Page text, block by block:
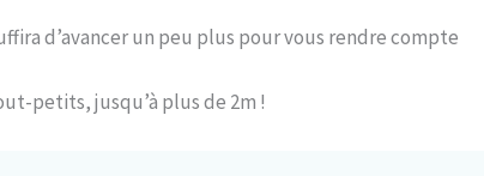
d’avancer un peu plus pour vous rendre compte
petits, jusqu’à plus de 2m !